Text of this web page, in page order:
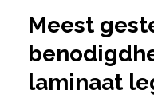
Meest
laminaat